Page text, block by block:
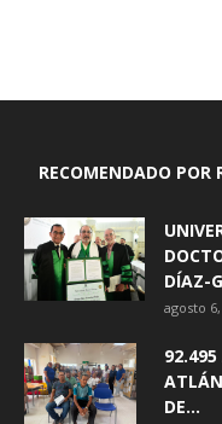
RECOMENDADO POR
DÍAZ-
agosto
92.495
DE...